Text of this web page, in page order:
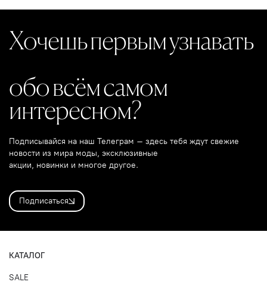
Хочешь первым узнавать
обо всём самом
интересном?
Подписывайся на наш Телеграм – здесь тебя ждут свежие
новости из мира моды, эксклюзивные
акции, новинки и многое другое.
Подписаться
КАТАЛОГ
SALE